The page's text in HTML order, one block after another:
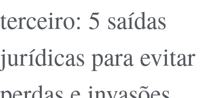
terceiro: 5 saídas
jurídicas para evitar